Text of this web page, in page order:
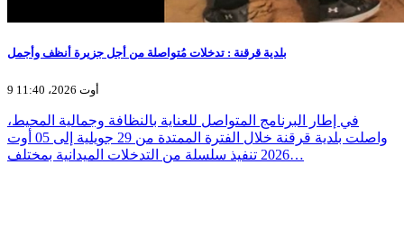
بلدية قرقنة : تدخلات مُتواصلة من أجل جزيرة أنظف وأجمل
9 أوت 2026، 11:40
في إطار البرنامج المتواصل للعناية بالنظافة وجمالية المحيط،
واصلت بلدية قرقنة خلال الفترة الممتدة من 29 جويلية إلى 05 أوت
2026 تنفيذ سلسلة من التدخلات الميدانية بمختلف…